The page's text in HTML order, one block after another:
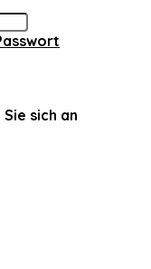
Sie sich an